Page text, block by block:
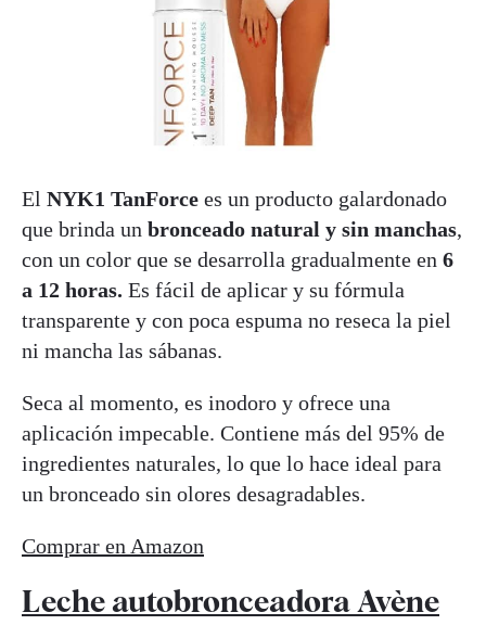
El NYK1 TanForce es un producto galardonado
que brinda un bronceado natural y sin manchas,
con un color que se desarrolla gradualmente en 6
a 12 horas. Es fácil de aplicar y su fórmula
transparente y con poca espuma no reseca la piel
ni mancha las sábanas.
Seca al momento, es inodoro y ofrece una
aplicación impecable. Contiene más del 95% de
ingredientes naturales, lo que lo hace ideal para
un bronceado sin olores desagradables.
Comprar en Amazon
Leche autobronceadora Avène